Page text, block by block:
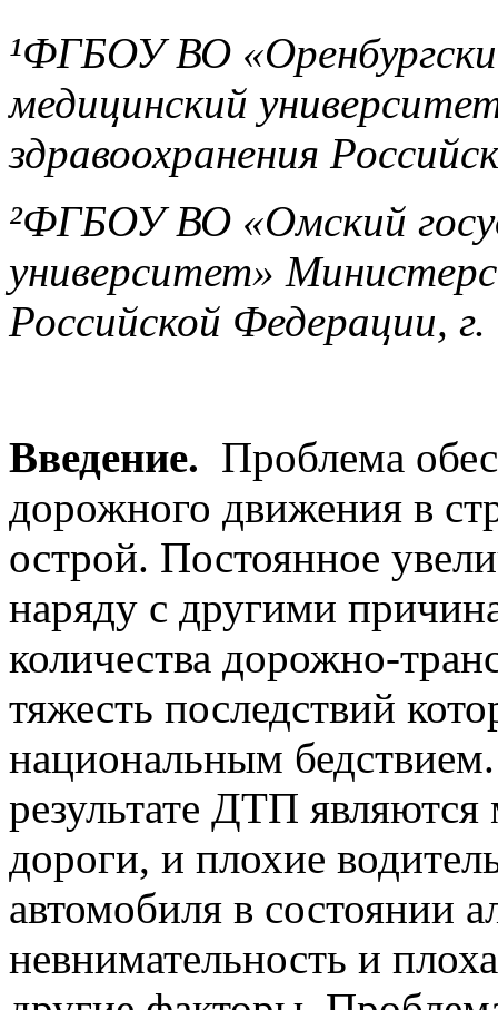
¹ФГБОУ ВО
медицинский
здравоохранения
²ФГБОУ ВО «Омский
университет»
Российской Федерации,
Введение. Проблема
дорожного движения в
острой. Постоянное
наряду с другими
количества дорожно-
тяжесть последствий
национальным
результате ДТП
дороги, и плохие
автомобиля в состоянии
невнимательность и